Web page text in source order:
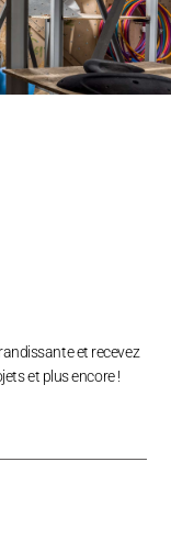
et recevez
et plus encore !